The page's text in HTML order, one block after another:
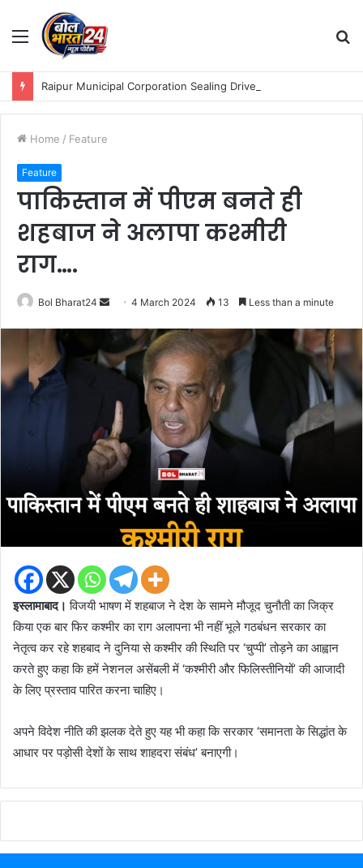
Menu
Home / Feature
Feature
पाकिस्तान में पीएम बनते ही
शहबाज ने अलापा कश्मीरी
राग….
Bol Bharat24
Send
email
4 March 2024 13 Less than a minute
इस्लामाबाद। विजयी भाषण में शहबाज ने देश के सामने मौजूद चुनौती का जिक्र
किया एक बार फिर कश्मीर का राग अलापना भी नहीं भूले गठबंधन सरकार का
नेतृत्व कर रहे शहबाद ने दुनिया से कश्मीर की स्थिति पर ‘चुप्पी’ तोड़ने का आह्वान
करते हुए कहा कि हमें नेशनल असेंबली में ‘कश्मीरी और फिलिस्तीनियों’ की आजादी
के लिए प्रस्ताव पारित करना चाहिए।
अपने विदेश नीति की झलक देते हुए यह भी कहा कि सरकार ‘समानता के सिद्धांत के
आधार पर पड़ोसी देशों के साथ शाहदरा संबंध’ बनाएगी।